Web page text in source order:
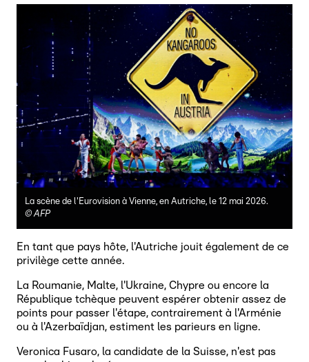
La scène de l'Eurovision à Vienne, en Autriche, le 12 mai 2026.
©AFP
En tant que pays hôte, l'Autriche jouit également de ce
privilège cette année.
La Roumanie, Malte, l'Ukraine, Chypre ou encore la
République tchèque peuvent espérer obtenir assez de
points pour passer l'étape, contrairement à l'Arménie
ou à l'Azerbaïdjan, estiment les parieurs en ligne.
Veronica Fusaro, la candidate de la Suisse, n'est pas